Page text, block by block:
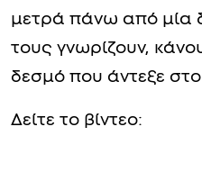
μετρά πάνω από μία
τους γνωρίζουν,
δεσμό που άντεξε
Δείτε το βίντεο: